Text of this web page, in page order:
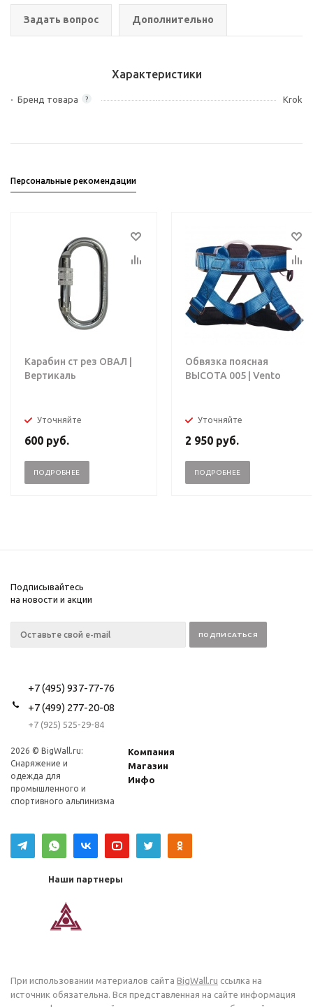
Задать вопрос Дополнительно
Характеристики
?
Бренд товара Krok
Персональные рекомендации
Карабин ст рез ОВАЛ |
Вертикаль
Уточняйте
600 руб.
ПОДРОБНЕЕ
Обвязка поясная
ВЫСОТА 005 | Vento
Уточняйте
2 950 руб.
ПОДРОБНЕЕ
Подписывайтесь
на новости и акции
+7 (495) 937-77-76
+7 (499) 277-20-08
+7 (925) 525-29-84
2026 © BigWall.ru:
Снаряжение и
одежда для
промышленного и
спортивного альпинизма
Компания
Магазин
Инфо
Наши партнеры
При использовании материалов сайта BigWall.ru ссылка на
источник обязательна. Вся представленная на сайте информация